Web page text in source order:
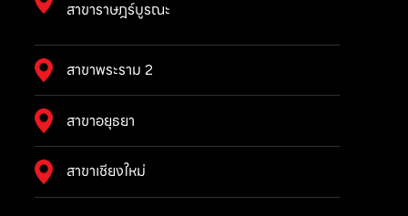
สาขาราษฎร์บูรณะ
สาขาพระราม 2
สาขาอยุธยา
สาขาเชียงใหม่